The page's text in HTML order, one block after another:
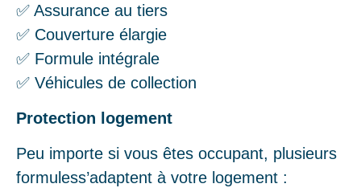
✅ Assurance au tiers
✅ Couverture élargie
✅ Formule intégrale
✅ Véhicules de collection
Protection logement
Peu importe si vous êtes occupant, plusieurs
formuless’adaptent à votre logement :